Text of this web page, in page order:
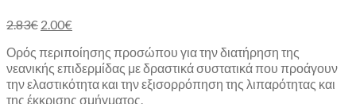
2.83€ 2.00€
Ορός περιποίησης προσώπου για την διατήρηση της
νεανικής επιδερμίδας με δραστικά συστατικά που προάγουν
την ελαστικότητα και την εξισορρόπηση της λιπαρότητας και
της έκκρισης σμήγματος.